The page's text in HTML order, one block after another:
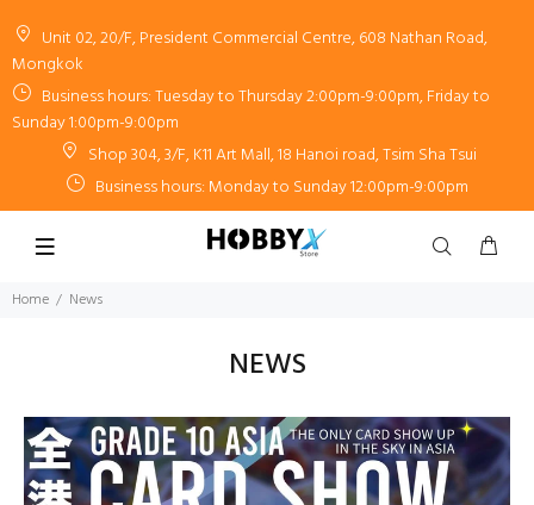
Unit 02, 20/F, President Commercial Centre, 608 Nathan Road,
Mongkok
Business hours: Tuesday to Thursday 2:00pm-9:00pm, Friday to
Sunday 1:00pm-9:00pm
Shop 304, 3/F, K11 Art Mall, 18 Hanoi road, Tsim Sha Tsui
Business hours: Monday to Sunday 12:00pm-9:00pm
Home News
NEWS